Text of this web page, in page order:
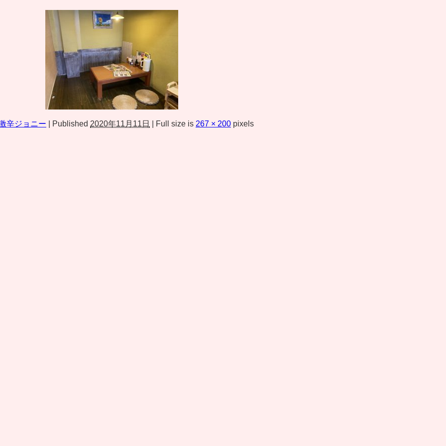
辛ジョニー Published 2020年11月11日 Full size is 267 × 200 pixels